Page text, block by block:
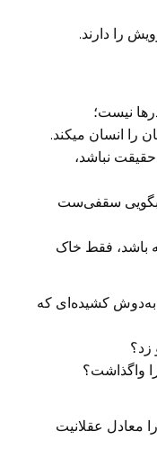
را دارند.
نیست؛
را انسان میکند.
نباشد،
بگویی سقفی‌ست
باشد، فقط خاک
به‌دوش کشیده‌ای که
زد؟
واگذاشت؟
معادل عقلانیت